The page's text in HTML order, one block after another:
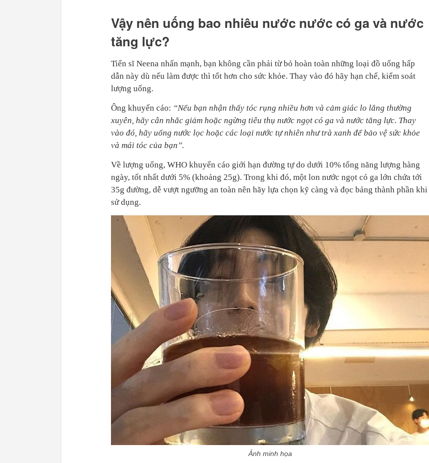
Vậy nên uống bao nhiêu nước nước có ga và nước
tăng lực?
Tiến sĩ Neena nhấn mạnh, bạn không cần phải từ bỏ hoàn toàn những loại đồ uống hấp
dẫn này dù nếu làm được thì tốt hơn cho sức khỏe. Thay vào đó hãy hạn chế, kiểm soát
lượng uống.
Ông khuyến cáo: “Nếu bạn nhận thấy tóc rụng nhiều hơn và cảm giác lo lắng thường
xuyên, hãy cân nhắc giảm hoặc ngừng tiêu thụ nước ngọt có ga và nước tăng lực. Thay
vào đó, hãy uống nước lọc hoặc các loại nước tự nhiên như trà xanh để bảo vệ sức khỏe
và mái tóc của bạn”.
Về lượng uống, WHO khuyến cáo giới hạn đường tự do dưới 10% tổng năng lượng hàng
ngày, tốt nhất dưới 5% (khoảng 25g). Trong khi đó, một lon nước ngọt có ga lớn chứa tới
35g đường, dễ vượt ngưỡng an toàn nên hãy lựa chọn kỹ càng và đọc bảng thành phần khi
sử dụng.
Ảnh minh họa